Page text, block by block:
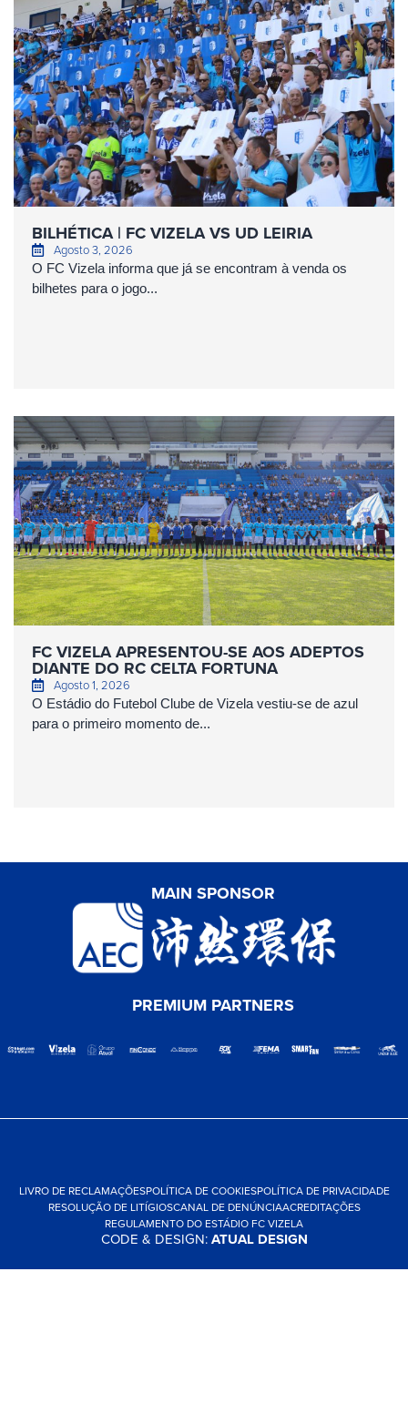
BILHÉTICA | FC VIZELA VS UD LEIRIA
Agosto 3, 2026
O FC Vizela informa que já se encontram à venda os
bilhetes para o jogo...
FC VIZELA APRESENTOU-SE AOS ADEPTOS
DIANTE DO RC CELTA FORTUNA
Agosto 1, 2026
O Estádio do Futebol Clube de Vizela vestiu-se de azul
para o primeiro momento de...
MAIN SPONSOR
PREMIUM PARTNERS
LIVRO DE RECLAMAÇÕESPOLÍTICA DE COOKIESPOLÍTICA DE PRIVACIDADE
RESOLUÇÃO DE LITÍGIOSCANAL DE DENÚNCIAACREDITAÇÕES
REGULAMENTO DO ESTÁDIO FC VIZELA
CODE & DESIGN:ATUAL DESIGN